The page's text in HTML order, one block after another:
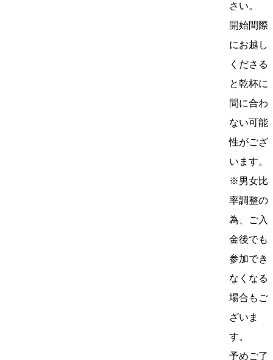
さい。
開始間際
にお越し
くださる
と乾杯に
間に合わ
ない可能
性がござ
います。
※男女比
率調整の
為、ご入
金後でも
参加でき
なくなる
場合もご
ざいま
す。
予めご了